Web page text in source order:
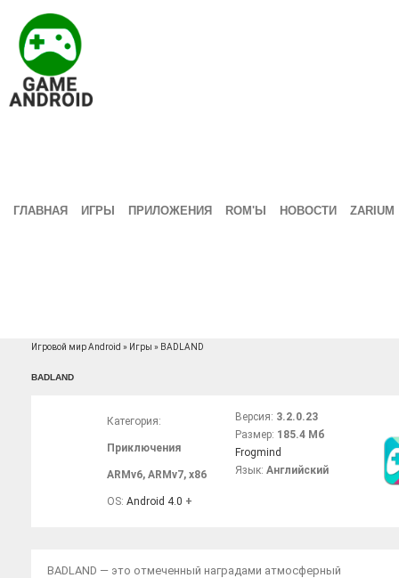
ГЛАВНАЯ ИГРЫ ПРИЛОЖЕНИЯ ROM'Ы НОВОСТИ ZARIUM
Игровой мир Android » Игры » BADLAND
BADLAND
Категория:
Приключения
ARMv6, ARMv7, x86
OS: Android 4.0 +
Версия: 3.2.0.23
Размер: 185.4 Мб
Frogmind
Язык:Английский
BADLAND — это отмеченный наградами атмосферный